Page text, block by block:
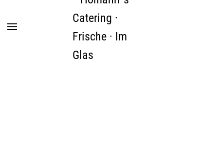
Zum Hauptinhalt springen